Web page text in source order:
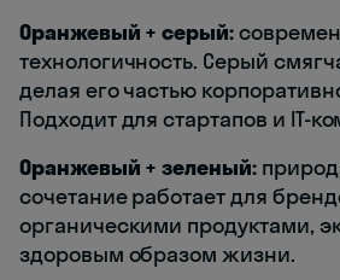
Оранжевый + серый:
технологичность. Серый
делая его частью
Подходит для стартапов и IT-
Оранжевый + зеленый:
сочетание работает для
органическими продуктами,
здоровым образом жизни.